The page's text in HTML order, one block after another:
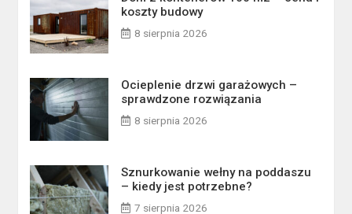
koszty budowy
8 sierpnia 2026
Ocieplenie drzwi garażowych –
sprawdzone rozwiązania
8 sierpnia 2026
Sznurkowanie wełny na poddaszu
– kiedy jest potrzebne?
7 sierpnia 2026